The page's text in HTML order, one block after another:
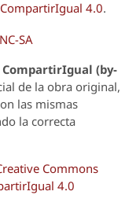
4.0.
CompartirIgual (by-
de la obra original,
las mismas
la correcta
Commons
4.0